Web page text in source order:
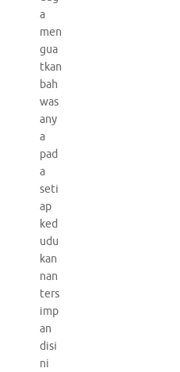
a
men
gua
tkan
bah
was
any
a
pad
a
seti
ap
ked
udu
kan
nan
ters
imp
an
disi
ni